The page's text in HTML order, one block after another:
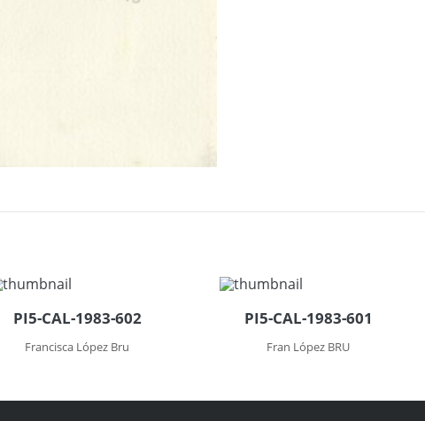
PI5-CAL-1983-602
Francisca López Bru
PI5-CAL-1983-601
Fran López BRU